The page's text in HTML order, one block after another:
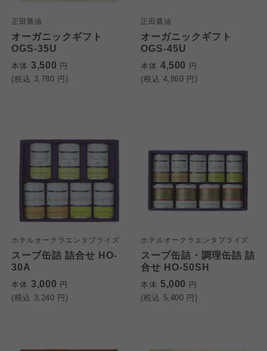
正田醤油
オーガニックギフト
OGS-35U
本体 3,500 円
(税込 3,780 円)
正田醤油
オーガニックギフト
OGS-45U
本体 4,500 円
(税込 4,860 円)
ホテルオークラエンタプライズ
スープ缶詰 詰合せ HO-
30A
本体 3,000 円
(税込 3,240 円)
ホテルオークラエンタプライズ
スープ缶詰・調理缶詰 詰
合せ HO-50SH
本体 5,000 円
(税込 5,400 円)